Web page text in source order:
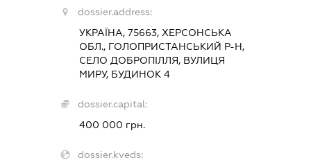
dossier.address:
УКРАЇНА, 75663, ХЕРСОНСЬКА
ОБЛ., ГОЛОПРИСТАНСЬКИЙ Р-Н,
СЕЛО ДОБРОПІЛЛЯ, ВУЛИЦЯ
МИРУ, БУДИНОК 4
dossier.capital:
400 000 грн.
dossier.kveds: